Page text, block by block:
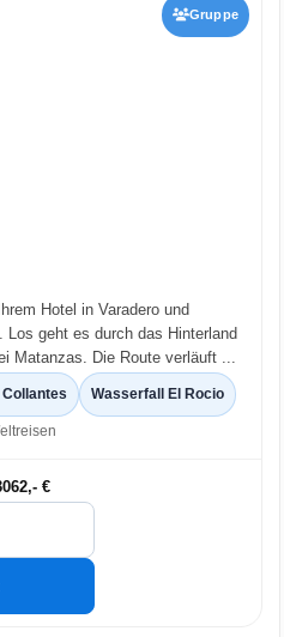
Gruppe
Hotel in Varadero und
Los geht es durch das Hinterland
Matanzas. Die Route verläuft ...
Collantes Wasserfall El Rocio
€